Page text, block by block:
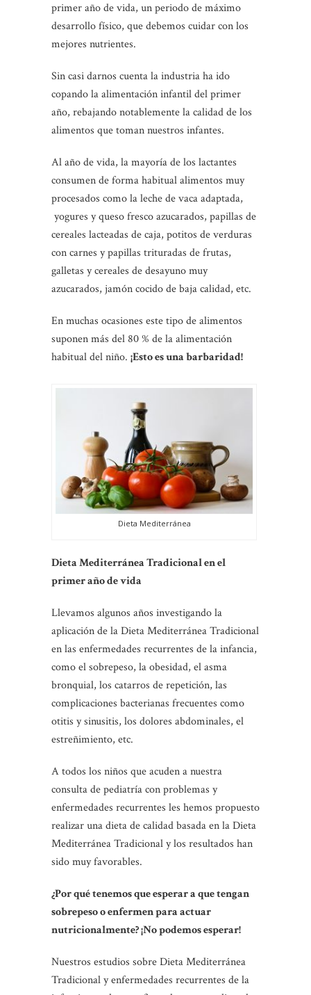
primer año de vida, un periodo de máximo
desarrollo físico, que debemos cuidar con los
mejores nutrientes.
Sin casi darnos cuenta la industria ha ido
copando la alimentación infantil del primer
año, rebajando notablemente la calidad de los
alimentos que toman nuestros infantes.
Al año de vida, la mayoría de los lactantes
consumen de forma habitual alimentos muy
procesados como la leche de vaca adaptada,
yogures y queso fresco azucarados, papillas de
cereales lacteadas de caja, potitos de verduras
con carnes y papillas trituradas de frutas,
galletas y cereales de desayuno muy
azucarados, jamón cocido de baja calidad, etc.
En muchas ocasiones este tipo de alimentos
suponen más del 80 % de la alimentación
habitual del niño. ¡Esto es una barbaridad!
Dieta Mediterránea
Dieta Mediterránea Tradicional en el
primer año de vida
Llevamos algunos años investigando la
aplicación de la Dieta Mediterránea Tradicional
en las enfermedades recurrentes de la infancia,
como el sobrepeso, la obesidad, el asma
bronquial, los catarros de repetición, las
complicaciones bacterianas frecuentes como
otitis y sinusitis, los dolores abdominales, el
estreñimiento, etc.
A todos los niños que acuden a nuestra
consulta de pediatría con problemas y
enfermedades recurrentes les hemos propuesto
realizar una dieta de calidad basada en la Dieta
Mediterránea Tradicional y los resultados han
sido muy favorables.
¿Por qué tenemos que esperar a que tengan
sobrepeso o enfermen para actuar
nutricionalmente? ¡No podemos esperar!
Nuestros estudios sobre Dieta Mediterránea
Tradicional y enfermedades recurrentes de la